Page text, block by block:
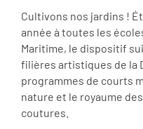
Cultivons nos jardins !
année à toutes les
Maritime, le dispositif
filières artistiques de la
programmes de courts
nature et le royaume
coutures.